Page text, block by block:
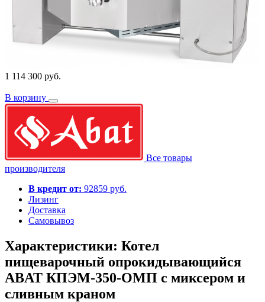
1 114 300 руб.
В корзину
Все товары
производителя
В кредит от: 92859 руб.
Лизинг
Доставка
Самовывоз
Характеристики: Котел
пищеварочный опрокидывающийся
ABAT КПЭМ-350-ОМП с миксером и
сливным краном